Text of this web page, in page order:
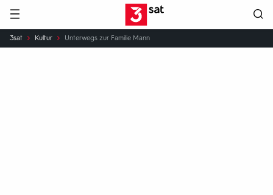
Hauptnavigation 3SAT
Sie
sind
3sat Kultur Unterwegs zur Familie Mann